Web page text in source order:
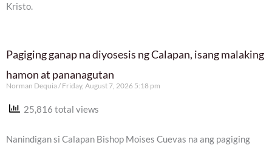
Kristo.
Pagiging ganap na diyosesis ng Calapan, isang malaking
hamon at pananagutan
Norman Dequia Friday, August 7, 2026 5:18 pm
25,816 total views
Nanindigan si Calapan Bishop Moises Cuevas na ang pagiging